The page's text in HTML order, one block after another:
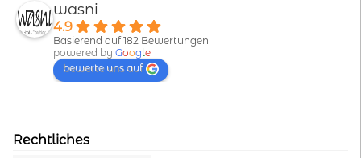
wasni
4.9
Basierend auf 182 Bewertungen
powered by Google
bewerte uns auf
Rechtliches